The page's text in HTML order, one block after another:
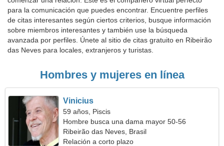
para la comunicación que puedes encontrar. Encuentre perfiles
de citas interesantes según ciertos criterios, busque información
sobre miembros interesantes y también use la búsqueda
avanzada por perfiles. Únete al sitio de citas gratuito en Ribeirão
das Neves para locales, extranjeros y turistas.
Hombres y mujeres en línea
Vinicius
59 años, Piscis
Hombre busca una dama mayor 50-56
Ribeirão das Neves, Brasil
Relación a corto plazo